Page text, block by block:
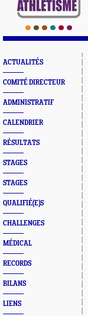
ACTUALITÉS
COMITÉ DIRECTEUR
ADMINISTRATIF
CALENDRIER
RÉSULTATS
STAGES
STAGES
QUALIFIÉ(E)S
CHALLENGES
MÉDICAL
RECORDS
BILANS
LIENS